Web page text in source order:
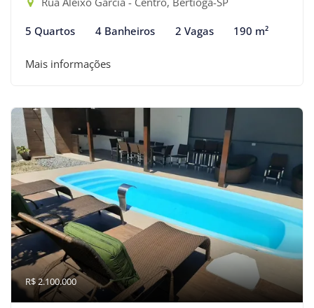
5 Quartos 4 Banheiros 2 Vagas 190 m²
Mais informações
R$ 2.100.000